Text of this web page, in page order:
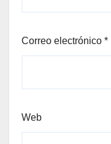
Correo electrónico *
Web